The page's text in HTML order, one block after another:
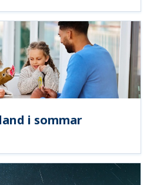
i sommar